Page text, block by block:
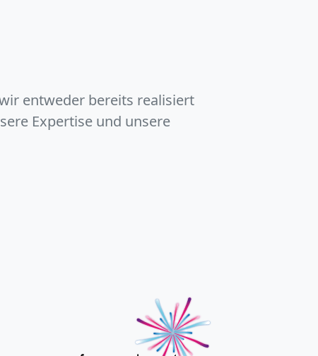
entweder bereits realisiert
Expertise und unsere